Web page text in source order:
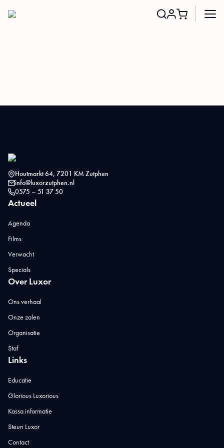
Houtmarkt 64, 7201 KM Zutphen
info@luxorzutphen.nl
0575 – 51 37 50
Actueel
Agenda
Films
Verwacht
Specials
Over Luxor
Ons verhaal
Onze zalen
Organisatie
Staf
Links
Educatie
Glorious Luxorious
Kassa informatie
Steun Luxor
Contact